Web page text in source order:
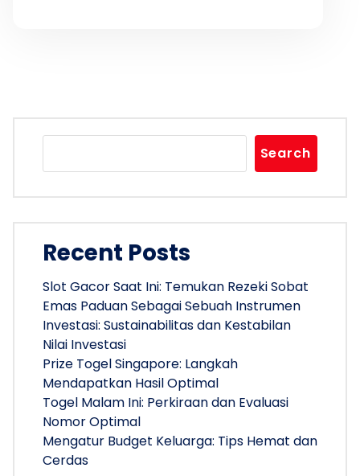
Search
Recent Posts
Slot Gacor Saat Ini: Temukan Rezeki Sobat
Emas Paduan Sebagai Sebuah Instrumen
Investasi: Sustainabilitas dan Kestabilan
Nilai Investasi
Prize Togel Singapore: Langkah
Mendapatkan Hasil Optimal
Togel Malam Ini: Perkiraan dan Evaluasi
Nomor Optimal
Mengatur Budget Keluarga: Tips Hemat dan
Cerdas